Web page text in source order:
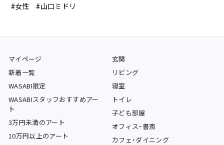
#女性
#山口ミドリ
マイページ
新着一覧
WASABI限定
WASABIスタッフおすすめアー
ト
3万円未満のアート
10万円以上のアート
玄関
リビング
寝室
トイレ
子ども部屋
オフィス・書斎
カフェ・ダイニング